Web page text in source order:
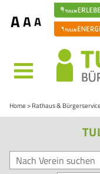
AAA
MENÜ
Home Rathaus & Bürgerservice